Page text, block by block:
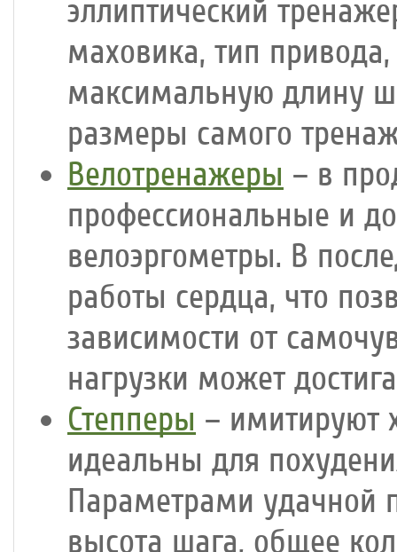
эллиптический
маховика, тип
максимальную длину
размеры самого
Велотренажеры – в
профессиональные и
велоэргометры. В
работы сердца, что
зависимости от
нагрузки может
Степперы – имитируют
идеальны для
Параметрами удачной
высота шага, общее